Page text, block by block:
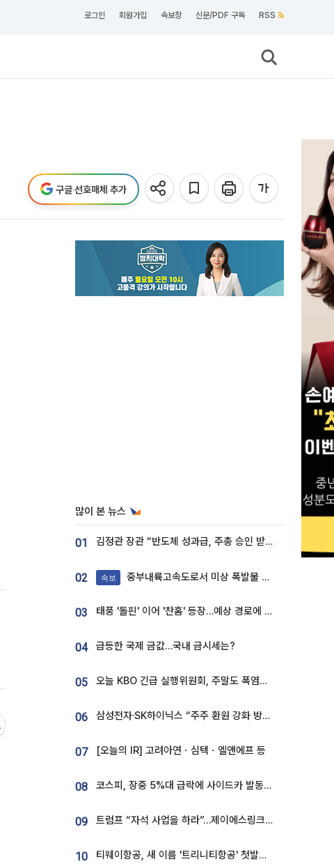
로그인 회원가입 속보창 신문/PDF 구독 RSS
구글 선호매체 추가
많이 본 뉴스
01 김정관 장관 “반도체 성과급, 주총 승인 받도록”…상법·자본시장법 개정 시사
02 속보 중부내륙고속도로서 미상 폭발물 발견
03 태풍 '돌핀' 이어 '찬홈' 등장…예상 경로에 한국 '한숨'
04 급등한 국제 금값…국내 금시세는?
05 오늘 KBO 긴급 실행위원회, 주말도 폭염취소 될까
06 삼성전자·SK하이닉스 “주주 환원 강화 방안 마련”
07 [오늘의 IR] 고려아연ㆍ심텍ㆍ엘앤에프 등
08 코스피, 장중 5%대 급락에 사이드카 발동…삼성·SK 동반 폭락
09 트럼프 “자석 사업을 하라”…제이에스링크, 비중국 영구자석 공급망 구축 속도
10 티웨이항공, 새 이름 '트리니티항공' 첫발…SSC 전략 본격화